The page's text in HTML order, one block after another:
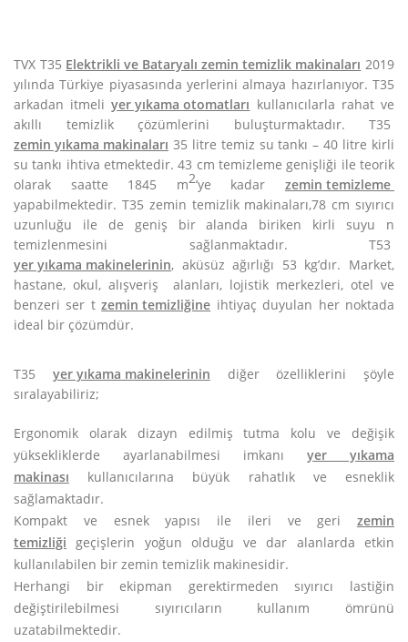
TVX T35 Elektrikli ve Bataryalı zemin temizlik makinaları 2019
yılında Türkiye piyasasında yerlerini almaya hazırlanıyor. T35
arkadan itmeliyer yıkama otomatları kullanıcılarla rahat ve
akıllı temizlik çözümlerini buluşturmaktadır. T35
zemin yıkama makinaları 35 litre temiz su tankı – 40 litre kirli
su tankı ihtiva etmektedir. 43 cm temizleme genişliği ile teorik
olarak saatte 1845 m2’ye kadarzemin temizleme
yapabilmektedir. T35 zemin temizlik makinaları,78 cm sıyırıcı
uzunluğu ile de geniş bir alanda biriken kirli suyu n
temizlenmesini sağlanmaktadır. T53
yer yıkama makinelerinin, aküsüz ağırlığı 53 kg’dır. Market,
hastane, okul, alışveriş alanları, lojistik merkezleri, otel ve
benzeri ser tzemin temizliğine ihtiyaç duyulan her noktada
ideal bir çözümdür.
T35 yer yıkama makinelerinin diğer özelliklerini şöyle
sıralayabiliriz;
Ergonomik olarak dizayn edilmiş tutma kolu ve değişik
yüksekliklerde ayarlanabilmesi imkanı yer yıkama
makinası kullanıcılarına büyük rahatlık ve esneklik
sağlamaktadır.
Kompakt ve esnek yapısı ile ileri ve geri zemin
temizliği geçişlerin yoğun olduğu ve dar alanlarda etkin
kullanılabilen bir zemin temizlik makinesidir.
Herhangi bir ekipman gerektirmeden sıyırıcı lastiğin
değiştirilebilmesi sıyırıcıların kullanım ömrünü
uzatabilmektedir.